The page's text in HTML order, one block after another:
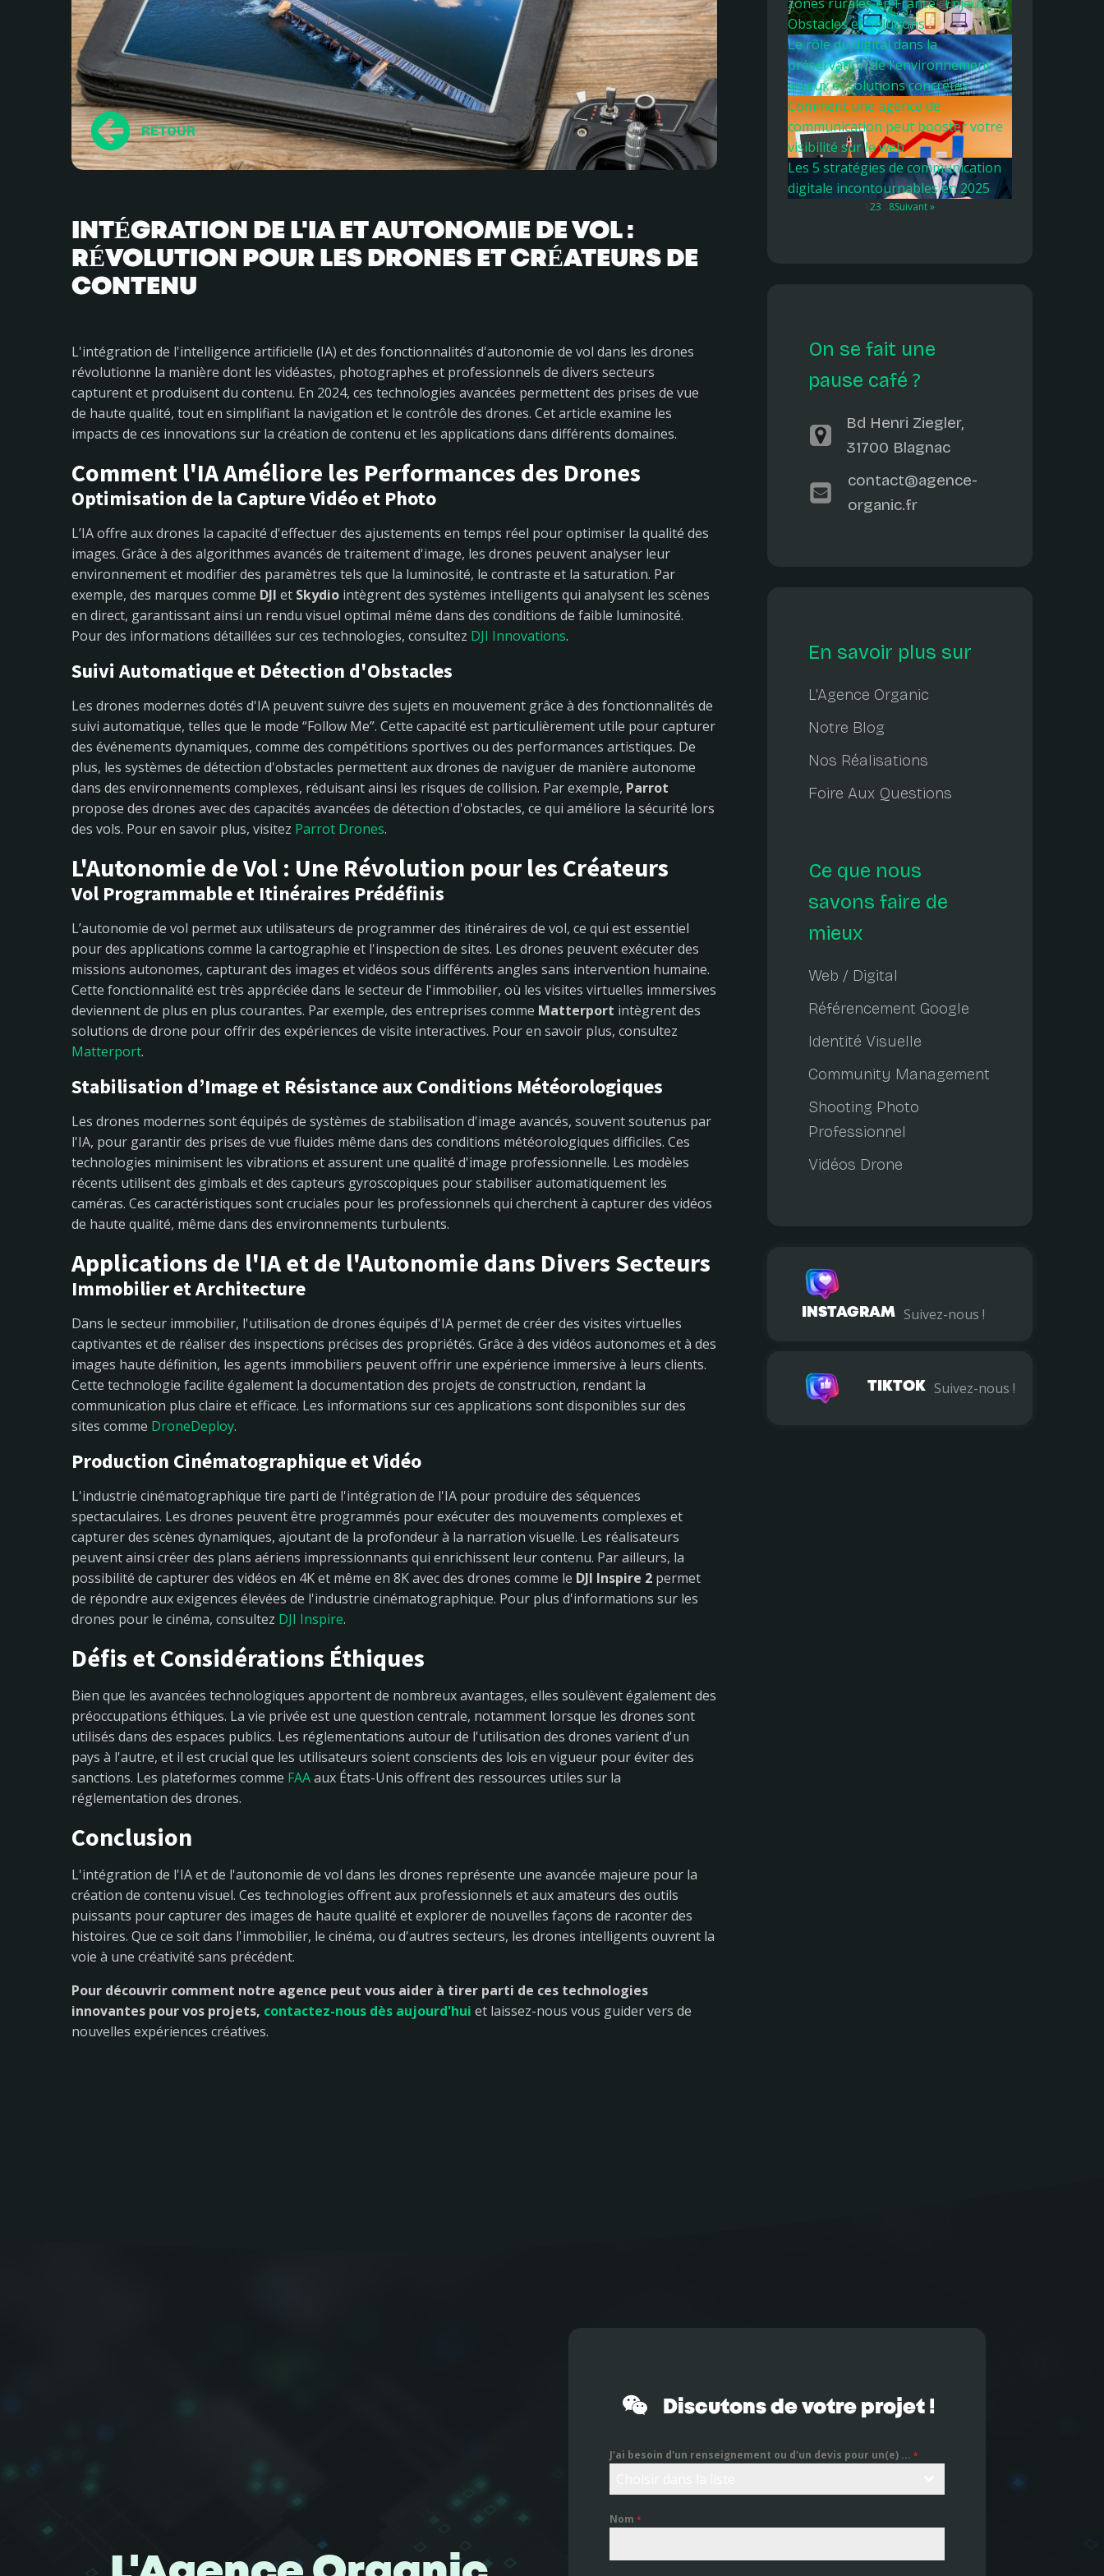
RETOUR
INTÉGRATION DE L'IA ET AUTONOMIE DE VOL :
RÉVOLUTION POUR LES DRONES ET CRÉATEURS DE
CONTENU
L'intégration de l'intelligence artificielle (IA) et des fonctionnalités d'autonomie de vol dans les drones
révolutionne la manière dont les vidéastes, photographes et professionnels de divers secteurs
capturent et produisent du contenu. En 2024, ces technologies avancées permettent des prises de vue
de haute qualité, tout en simplifiant la navigation et le contrôle des drones. Cet article examine les
impacts de ces innovations sur la création de contenu et les applications dans différents domaines.
Comment l'IA Améliore les Performances des Drones
Optimisation de la Capture Vidéo et Photo
L’IA offre aux drones la capacité d'effectuer des ajustements en temps réel pour optimiser la qualité des
images. Grâce à des algorithmes avancés de traitement d'image, les drones peuvent analyser leur
environnement et modifier des paramètres tels que la luminosité, le contraste et la saturation. Par
exemple, des marques comme DJI et Skydio intègrent des systèmes intelligents qui analysent les scènes
en direct, garantissant ainsi un rendu visuel optimal même dans des conditions de faible luminosité.
Pour des informations détaillées sur ces technologies, consultez DJI Innovations.
Suivi Automatique et Détection d'Obstacles
Les drones modernes dotés d'IA peuvent suivre des sujets en mouvement grâce à des fonctionnalités de
suivi automatique, telles que le mode “Follow Me”. Cette capacité est particulièrement utile pour capturer
des événements dynamiques, comme des compétitions sportives ou des performances artistiques. De
plus, les systèmes de détection d'obstacles permettent aux drones de naviguer de manière autonome
dans des environnements complexes, réduisant ainsi les risques de collision. Par exemple, Parrot
propose des drones avec des capacités avancées de détection d'obstacles, ce qui améliore la sécurité lors
des vols. Pour en savoir plus, visitez Parrot Drones.
L'Autonomie de Vol : Une Révolution pour les Créateurs
Vol Programmable et Itinéraires Prédéfinis
L’autonomie de vol permet aux utilisateurs de programmer des itinéraires de vol, ce qui est essentiel
pour des applications comme la cartographie et l'inspection de sites. Les drones peuvent exécuter des
missions autonomes, capturant des images et vidéos sous différents angles sans intervention humaine.
Cette fonctionnalité est très appréciée dans le secteur de l'immobilier, où les visites virtuelles immersives
deviennent de plus en plus courantes. Par exemple, des entreprises comme Matterport intègrent des
solutions de drone pour offrir des expériences de visite interactives. Pour en savoir plus, consultez
Matterport.
Stabilisation d’Image et Résistance aux Conditions Météorologiques
Les drones modernes sont équipés de systèmes de stabilisation d'image avancés, souvent soutenus par
l'IA, pour garantir des prises de vue fluides même dans des conditions météorologiques difficiles. Ces
technologies minimisent les vibrations et assurent une qualité d'image professionnelle. Les modèles
récents utilisent des gimbals et des capteurs gyroscopiques pour stabiliser automatiquement les
caméras. Ces caractéristiques sont cruciales pour les professionnels qui cherchent à capturer des vidéos
de haute qualité, même dans des environnements turbulents.
Applications de l'IA et de l'Autonomie dans Divers Secteurs
Immobilier et Architecture
Dans le secteur immobilier, l'utilisation de drones équipés d'IA permet de créer des visites virtuelles
captivantes et de réaliser des inspections précises des propriétés. Grâce à des vidéos autonomes et à des
images haute définition, les agents immobiliers peuvent offrir une expérience immersive à leurs clients.
Cette technologie facilite également la documentation des projets de construction, rendant la
communication plus claire et efficace. Les informations sur ces applications sont disponibles sur des
sites comme DroneDeploy.
Production Cinématographique et Vidéo
L'industrie cinématographique tire parti de l'intégration de l'IA pour produire des séquences
spectaculaires. Les drones peuvent être programmés pour exécuter des mouvements complexes et
capturer des scènes dynamiques, ajoutant de la profondeur à la narration visuelle. Les réalisateurs
peuvent ainsi créer des plans aériens impressionnants qui enrichissent leur contenu. Par ailleurs, la
possibilité de capturer des vidéos en 4K et même en 8K avec des drones comme le DJI Inspire 2 permet
de répondre aux exigences élevées de l'industrie cinématographique. Pour plus d'informations sur les
drones pour le cinéma, consultez DJI Inspire.
Défis et Considérations Éthiques
Bien que les avancées technologiques apportent de nombreux avantages, elles soulèvent également des
préoccupations éthiques. La vie privée est une question centrale, notamment lorsque les drones sont
utilisés dans des espaces publics. Les réglementations autour de l'utilisation des drones varient d'un
pays à l'autre, et il est crucial que les utilisateurs soient conscients des lois en vigueur pour éviter des
sanctions. Les plateformes comme FAAaux États-Unis offrent des ressources utiles sur la
réglementation des drones.
Conclusion
L'intégration de l'IA et de l'autonomie de vol dans les drones représente une avancée majeure pour la
création de contenu visuel. Ces technologies offrent aux professionnels et aux amateurs des outils
puissants pour capturer des images de haute qualité et explorer de nouvelles façons de raconter des
histoires. Que ce soit dans l'immobilier, le cinéma, ou d'autres secteurs, les drones intelligents ouvrent la
voie à une créativité sans précédent.
Pour découvrir comment notre agence peut vous aider à tirer parti de ces technologies
innovantes pour vos projets, contactez-nous dès aujourd'hui et laissez-nous vous guider vers de
nouvelles expériences créatives.
Obstacles et Solutions
Le rôle du digital dans la
préservation de l'environnement :
enjeux et solutions concrètes
Comment une agence de
communication peut booster votre
visibilité sur le web
Les 5 stratégies de communication
digitale incontournables en 2025
123 8Suivant »
On se fait une
pause café ?
Bd Henri Ziegler,
31700 Blagnac
contact@agence-
organic.fr
En savoir plus sur
L'Agence Organic
Notre Blog
Nos Réalisations
Foire Aux Questions
Ce que nous
savons faire de
mieux
Web / Digital
Référencement Google
Identité Visuelle
Community Management
Shooting Photo
Professionnel
Vidéos Drone
INSTAGRAM Suivez-nous !
TIKTOK Suivez-nous !
Discutons de votre projet !
J'ai besoin d'un renseignement ou d'un devis pour un(e) ... *
Nom *